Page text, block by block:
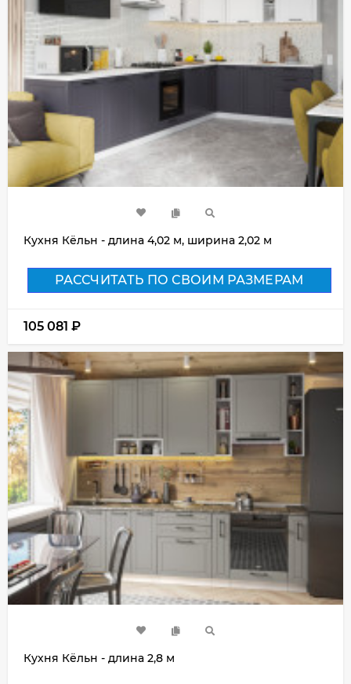
Кухня Кёльн - длина 4,02 м, ширина 2,02 м
РАССЧИТАТЬ ПО СВОИМ РАЗМЕРАМ
105 081 ₽
Кухня Кёльн - длина 2,8 м